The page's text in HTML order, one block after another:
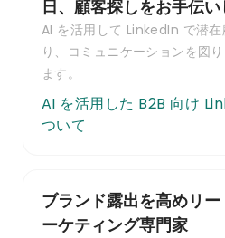
日、顧客探しをお手伝
AI を活用して LinkedIn で潜
り、コミュニケーションを図
ます。
AI を活用した B2B 向け
ついて
ブランド露出を高めリ
ーケティング専門家